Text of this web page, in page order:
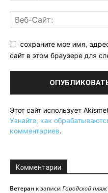
сохраните мое имя,
сайт в этом браузере для
Этот сайт использует
Узнайте, как
комментариев.
Комментарии
Ветеран к записи Городской